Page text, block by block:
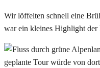
Wir löffelten schnell eine
war ein kleines Highlight der
geplante Tour würde von